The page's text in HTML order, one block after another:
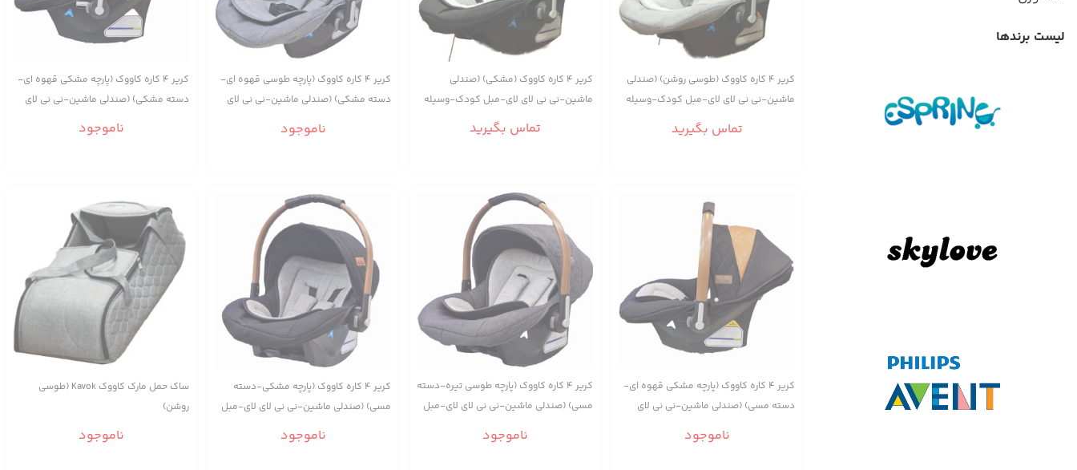
لیست برندها
کریر ۴ کاره کاووک (طوسی روشن) (صندلی
ماشین-نی نی لای لای-مبل کودک-وسیله
تماس بگیرید
کریر ۴ کاره کاووک (مشکی) (صندلی
ماشین-نی نی لای لای-مبل کودک-وسیله
تماس بگیرید
کریر ۴ کاره کاووک (پارچه طوسی قهوه ای-
دسته مشکی) (صندلی ماشین-نی نی لای
ناموجود
کریر ۴ کاره کاووک (پارچه مشکی قهوه ای-
دسته مشکی) (صندلی ماشین-نی نی لای
ناموجود
کریر ۴ کاره کاووک (پارچه مشکی قهوه ای-
دسته مسی) (صندلی ماشین-نی نی لای
ناموجود
کریر ۴ کاره کاووک (پارچه طوسی تیره-دسته
مسی) (صندلی ماشین-نی نی لای لای-مبل
ناموجود
کریر ۴ کاره کاووک (پارچه مشکی-دسته
مسی) (صندلی ماشین-نی نی لای لای-مبل
ناموجود
ساک حمل مارک کاووک Kavok (طوسی
روشن)
ناموجود